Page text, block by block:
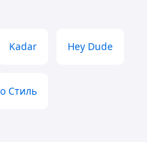
Kadar Hey Dude
Стиль